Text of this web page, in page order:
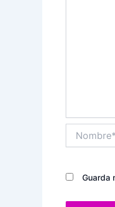
Guarda